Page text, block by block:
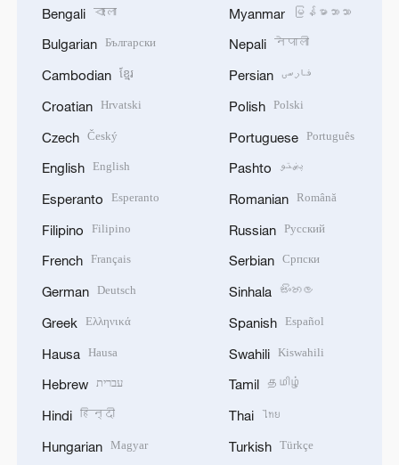
Bengali বাংলা
Bulgarian Български
Cambodian ខ្មែរ
Croatian Hrvatski
Czech Český
English English
Esperanto Esperanto
Filipino Filipino
French Français
German Deutsch
Greek Ελληνικά
Hausa Hausa
Hebrew עברית
Hindi हिन्दी
Hungarian Magyar
Myanmar မြန်မာဘာသာ
Nepali नेपाली
Persian فارسی
Polish Polski
Portuguese Português
Pashto پښتو
Romanian Română
Russian Русский
Serbian Српски
Sinhala සිංහල
Spanish Español
Swahili Kiswahili
Tamil தமிழ்
Thai ไทย
Turkish Türkçe